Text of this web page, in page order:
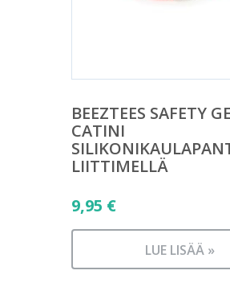
BEEZTEES SAFETY
CATINI
LIITTIMELLÄ
9,95 €
LUE LISÄÄ »